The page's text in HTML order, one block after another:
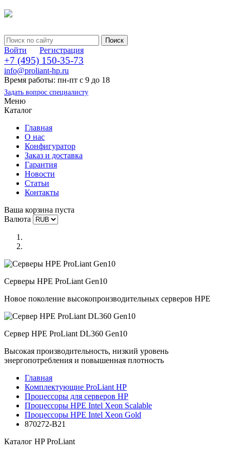
Войти Регистрация
+7 (495) 150-35-73
info@proliant-hp.ru
Время работы: пн-пт с 9 до 18
Задать вопрос специалисту
Меню
Каталог
Главная
О нас
Конфигуратор
Заказ и доставка
Гарантия
Новости
Статьи
Контакты
Ваша корзина пуста
Валюта
Серверы HPE ProLiant Gen10
Новое поколение высокопроизводительных серверов HPE
Сервер HPE ProLiant DL360 Gen10
Высокая производительность, низкий уровень
энергопотребления и повышенная плотность
Главная
Комплектующие ProLiant HP
Процессоры для серверов HP
Процессоры HPE Intel Xeon Scalable
Процессоры HPE Intel Xeon Gold
870272-B21
Каталог HP ProLiant